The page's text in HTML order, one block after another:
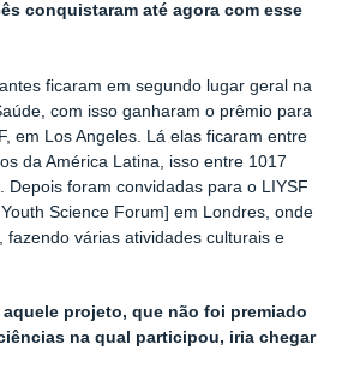
conquistaram até agora com esse
ficaram em segundo lugar geral na
com isso ganharam o prêmio para
em Los Angeles. Lá elas ficaram entre
da América Latina, isso entre 1017
Depois foram convidadas para o LIYSF
Science Forum] em Londres, onde
fazendo várias atividades culturais e
projeto, que não foi premiado
na qual participou, iria chegar